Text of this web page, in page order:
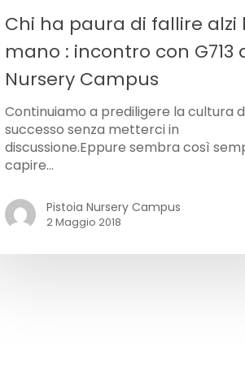
Chi ha paura di fallire alzi
mano : incontro con G713
Nursery Campus
Continuiamo a prediligere la cultura
successo senza metterci in
discussione.Eppure sembra così
capire…
Pistoia Nursery Campus
2 Maggio 2018